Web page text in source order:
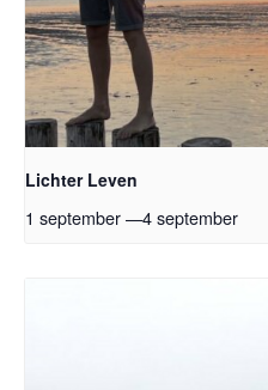
Lichter Leven
1 september—4 september